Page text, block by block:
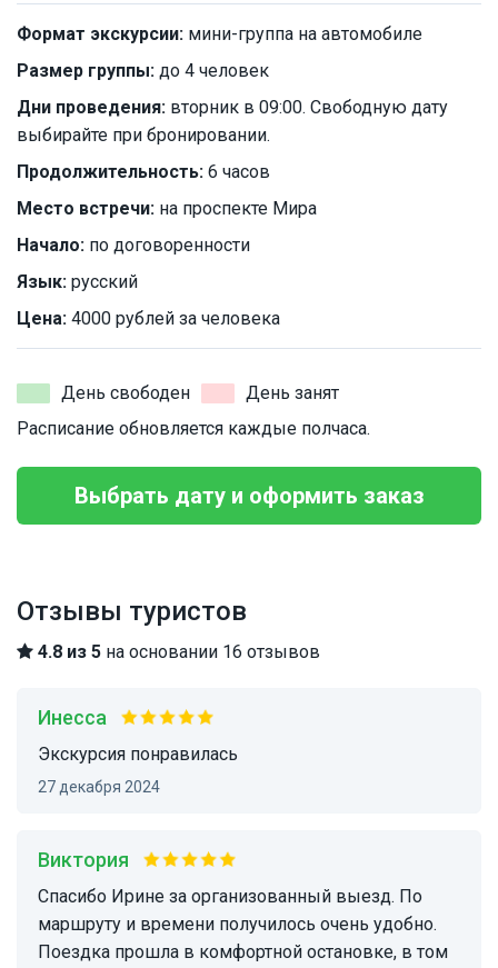
Формат экскурсии: мини-группа на автомобиле
Размер группы: до 4 человек
Дни проведения: вторник в 09:00. Свободную дату
выбирайте при бронировании.
Продолжительность: 6 часов
Место встречи: на проспекте Мира
Начало: по договоренности
Язык: русский
Цена: 4000 рублей за человека
День свободен
День занят
Расписание обновляется каждые полчаса.
Выбрать дату и оформить заказ
Отзывы туристов
4.8 из 5 на основании 16 отзывов
Инесса
Экскурсия понравилась
27 декабря 2024
Виктория
Спасибо Ирине за организованный выезд. По
маршруту и времени получилось очень удобно.
Поездка прошла в комфортной остановке, в том